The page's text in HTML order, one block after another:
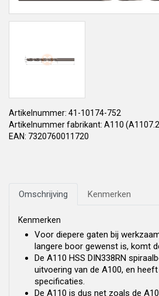
Artikelnummer: 41-10174-752
Artikelnummer fabrikant: A110
EAN: 7320760011720
Omschrijving Kenmerken
Kenmerken
Voor diepere gaten bij
langere boor gewenst is, komt
De A110 HSS DIN338RN
uitvoering van de A100, en
specificaties.
De A110 is dus net zoals de